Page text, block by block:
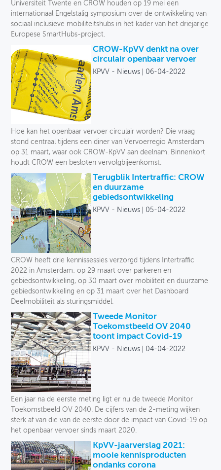
Universiteit Twente en CROW houden op 19 mei een
internationaal Engelstalig symposium over de ontwikkeling van
sociaal inclusieve mobiliteitshubs in het kader van het driejarige
Europese SmartHubs-project.
CROW-KpVV denkt na over
circulair openbaar vervoer
KPVV - Nieuws 06-04-2022
Hoe kan het openbaar vervoer circulair worden? Die vraag
stond centraal tijdens een diner van Vervoerregio Amsterdam
op 31 maart, waar ook CROW-KpVV aan deelnam. Binnenkort
houdt CROW een besloten vervolgbijeenkomst.
Terugblik Intertraffic: CROW
en duurzame
gebiedsontwikkeling
KPVV - Nieuws 05-04-2022
CROW heeft drie kennissessies verzorgd tijdens Intertraffic
2022 in Amsterdam: op 29 maart over parkeren en
gebiedsontwikkeling, op 30 maart over mobiliteit en duurzame
gebiedsontwikkeling en op 31 maart over het Dashboard
Deelmobiliteit als sturingsmiddel.
Tweede Monitor
Toekomstbeeld OV 2040
toont impact Covid-19
KPVV - Nieuws 04-04-2022
Een jaar na de eerste meting ligt er nu de tweede Monitor
Toekomstbeeld OV 2040. De cijfers van de 2-meting wijken
sterk af van die van de eerste door de impact van Covid-19 op
het openbaar vervoer sinds maart 2020.
KpVV-jaarverslag 2021:
mooie kennisproducten
ondanks corona